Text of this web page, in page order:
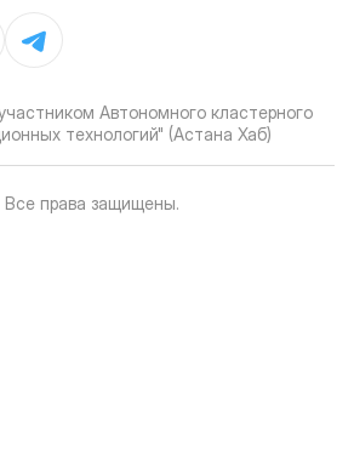
Автономного кластерного
технологий" (Астана Хаб)
Все права защищены.